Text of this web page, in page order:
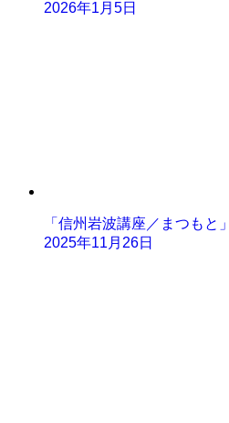
2026年1月5日
「信州岩波講座／まつもと
2025年11月26日